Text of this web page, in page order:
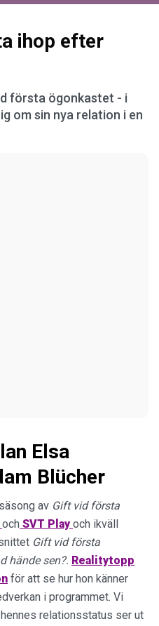
ihop efter
första ögonkastet - i
om sin nya relation i en
Elsa
Blücher
säsong av Gift vid första
och SVT Play och ikväll
Gift vid första
hände sen?. Realitytopp
för att se hur hon känner
i programmet. Vi
relationsstatus ser ut